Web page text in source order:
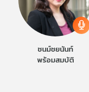
ชนม์ชยนันท์
พร้อมสมบัติ